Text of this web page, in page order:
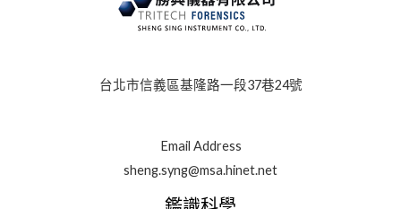
台北市信義區基隆路一段37巷24號
Email Address
sheng.syng@msa.hinet.net